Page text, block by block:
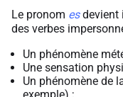
Le pronom esdevient
des verbes
Un phénomène
Une sensation
Un phénomène de
exemple) ;